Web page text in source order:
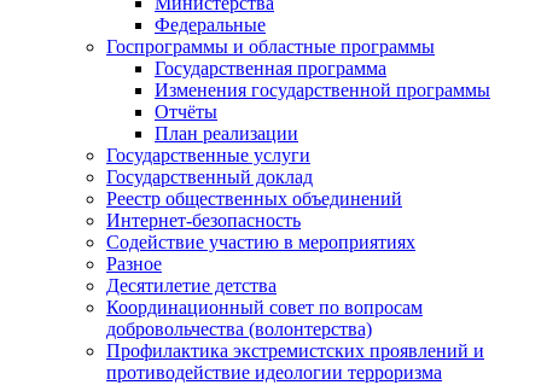
Федеральные
Госпрограммы и областные программы
Государственная программа
Изменения государственной программы
Отчёты
План реализации
Государственные услуги
Государственный доклад
Реестр общественных объединений
Интернет-безопасность
Содействие участию в мероприятиях
Разное
Десятилетие детства
Координационный совет по вопросам
добровольчества (волонтерства)
Профилактика экстремистских проявлений и
противодействие идеологии терроризма